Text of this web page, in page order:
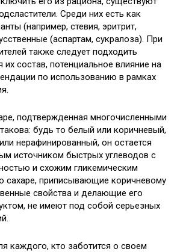
Среди них есть как
(например, стевия, эритрит,
(аспартам, сукралоза). При
также следует подходить
их состав, потенциальное влияние на
по использованию в рамках
подтвержденная многочисленными
будь то белый или коричневый,
нерафинированный, он остается
источником быстрых углеводов с
и схожим гликемическим
приписывающие коричневому
свойства и делающие его
не имеют под собой серьезных
каждого, кто заботится о своем